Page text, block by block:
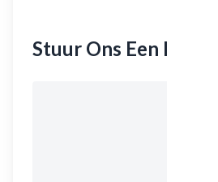
Stuur Ons Een Bericht